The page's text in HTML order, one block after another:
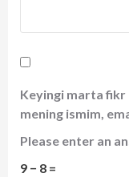
Keyingi marta
mening ismim,
Please enter an
9 − 8 =